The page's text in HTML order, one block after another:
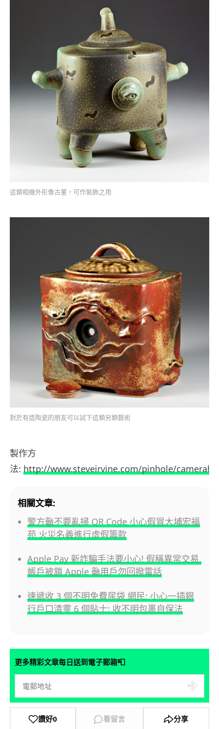
這類相機外形像古董，可作裝飾之用
對於有造陶瓷的朋友可以試下這類另類藝術
製作方
法: http://www.steveirvine.com/pinhole/
相關文章:
警方籲不要亂掃 QR Code 小心假冒大埔宏福
苑 火災名義進行虛假籌款
Apple Pay 新詐騙手法要小心! 假稱異常交易,
帳戶被鎖 Apple 籲用戶勿回撥電話
速遞收 3 個不明免費尿袋 網民: 小心一插銀
行戶口清零 6 個貼士: 收不明包裹自保法
更多精彩文章每日送到電子郵箱📮
讚好0 看留言 分享